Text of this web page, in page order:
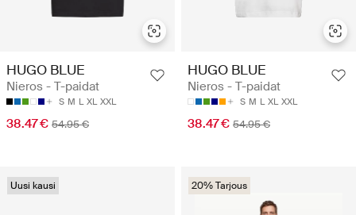
HUGO BLUE
Nieros - T-paidat
S M L XL XXL
38.47 € 54.95 €
HUGO BLUE
Nieros - T-paidat
S M L XL XXL
38.47 € 54.95 €
Uusi kausi 20% Tarjous